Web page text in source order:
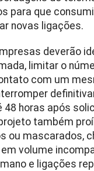
para que
novas ligações.
deverão
limitar o
com um
48 horas após
também
ou mascarados,
volume
e ligações